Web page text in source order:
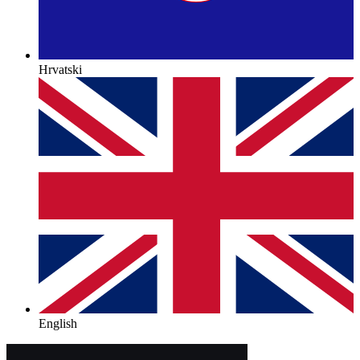
Hrvatski
English